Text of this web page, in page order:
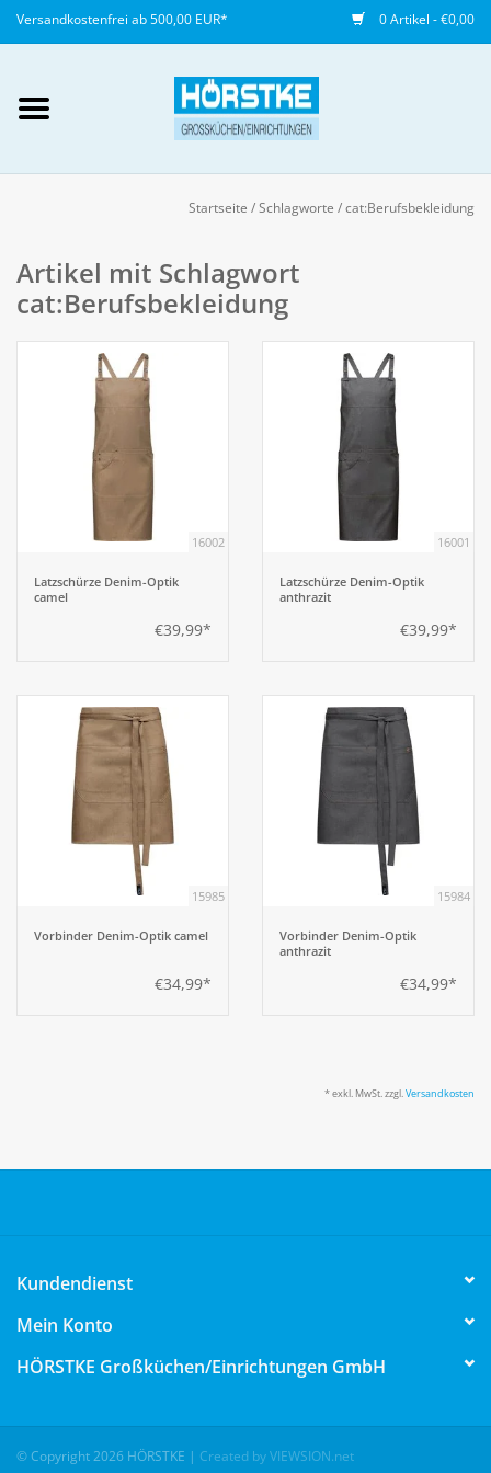
Versandkostenfrei ab 500,00 EUR* 0 Artikel - €0,00
anlegen
NEU
Gedeckter Tisch
Fingerfood
Bar
Einrichtung
Berufsbekleidung
Startseite /Schlagworte /cat:Berufsbekleidung
Artikel mit Schlagwort
cat:Berufsbekleidung
16002
Latzschürze Denim-Optik
camel
€39,99*
16001
Latzschürze Denim-Optik
anthrazit
€39,99*
15985
Vorbinder Denim-Optik camel
€34,99*
15984
Vorbinder Denim-Optik
anthrazit
€34,99*
* exkl. MwSt. zzgl.Versandkosten
Kundendienst
Mein Konto
HÖRSTKE Großküchen/Einrichtungen GmbH
© Copyright 2026 HÖRSTKE | Created by VIEWSION.net